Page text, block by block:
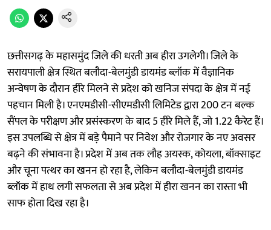
छत्तीसगढ़ के महासमुंद जिले की धरती अब हीरा उगलेगी। जिले के
सरायपाली क्षेत्र स्थित बलौदा-बेलमुंडी डायमंड ब्लॉक में वैज्ञानिक
अन्वेषण के दौरान हीरे मिलने से प्रदेश को खनिज संपदा के क्षेत्र में नई
पहचान मिली है। एनएमडीसी-सीएमडीसी लिमिटेड द्वारा 200 टन बल्क
सैंपल के परीक्षण और प्रसंस्करण के बाद 5 हीरे मिले हैं, जो 1.22 कैरेट हैं।
इस उपलब्धि से क्षेत्र में बड़े पैमाने पर निवेश और रोजगार के नए अवसर
बढ़ने की संभावना है। प्रदेश में अब तक लौह अयस्क, कोयला, बॉक्साइट
और चूना पत्थर का खनन हो रहा है, लेकिन बलौदा-बेलमुंडी डायमंड
ब्लॉक में हाथ लगी सफलता से अब प्रदेश में हीरा खनन का रास्ता भी
साफ होता दिख रहा है।